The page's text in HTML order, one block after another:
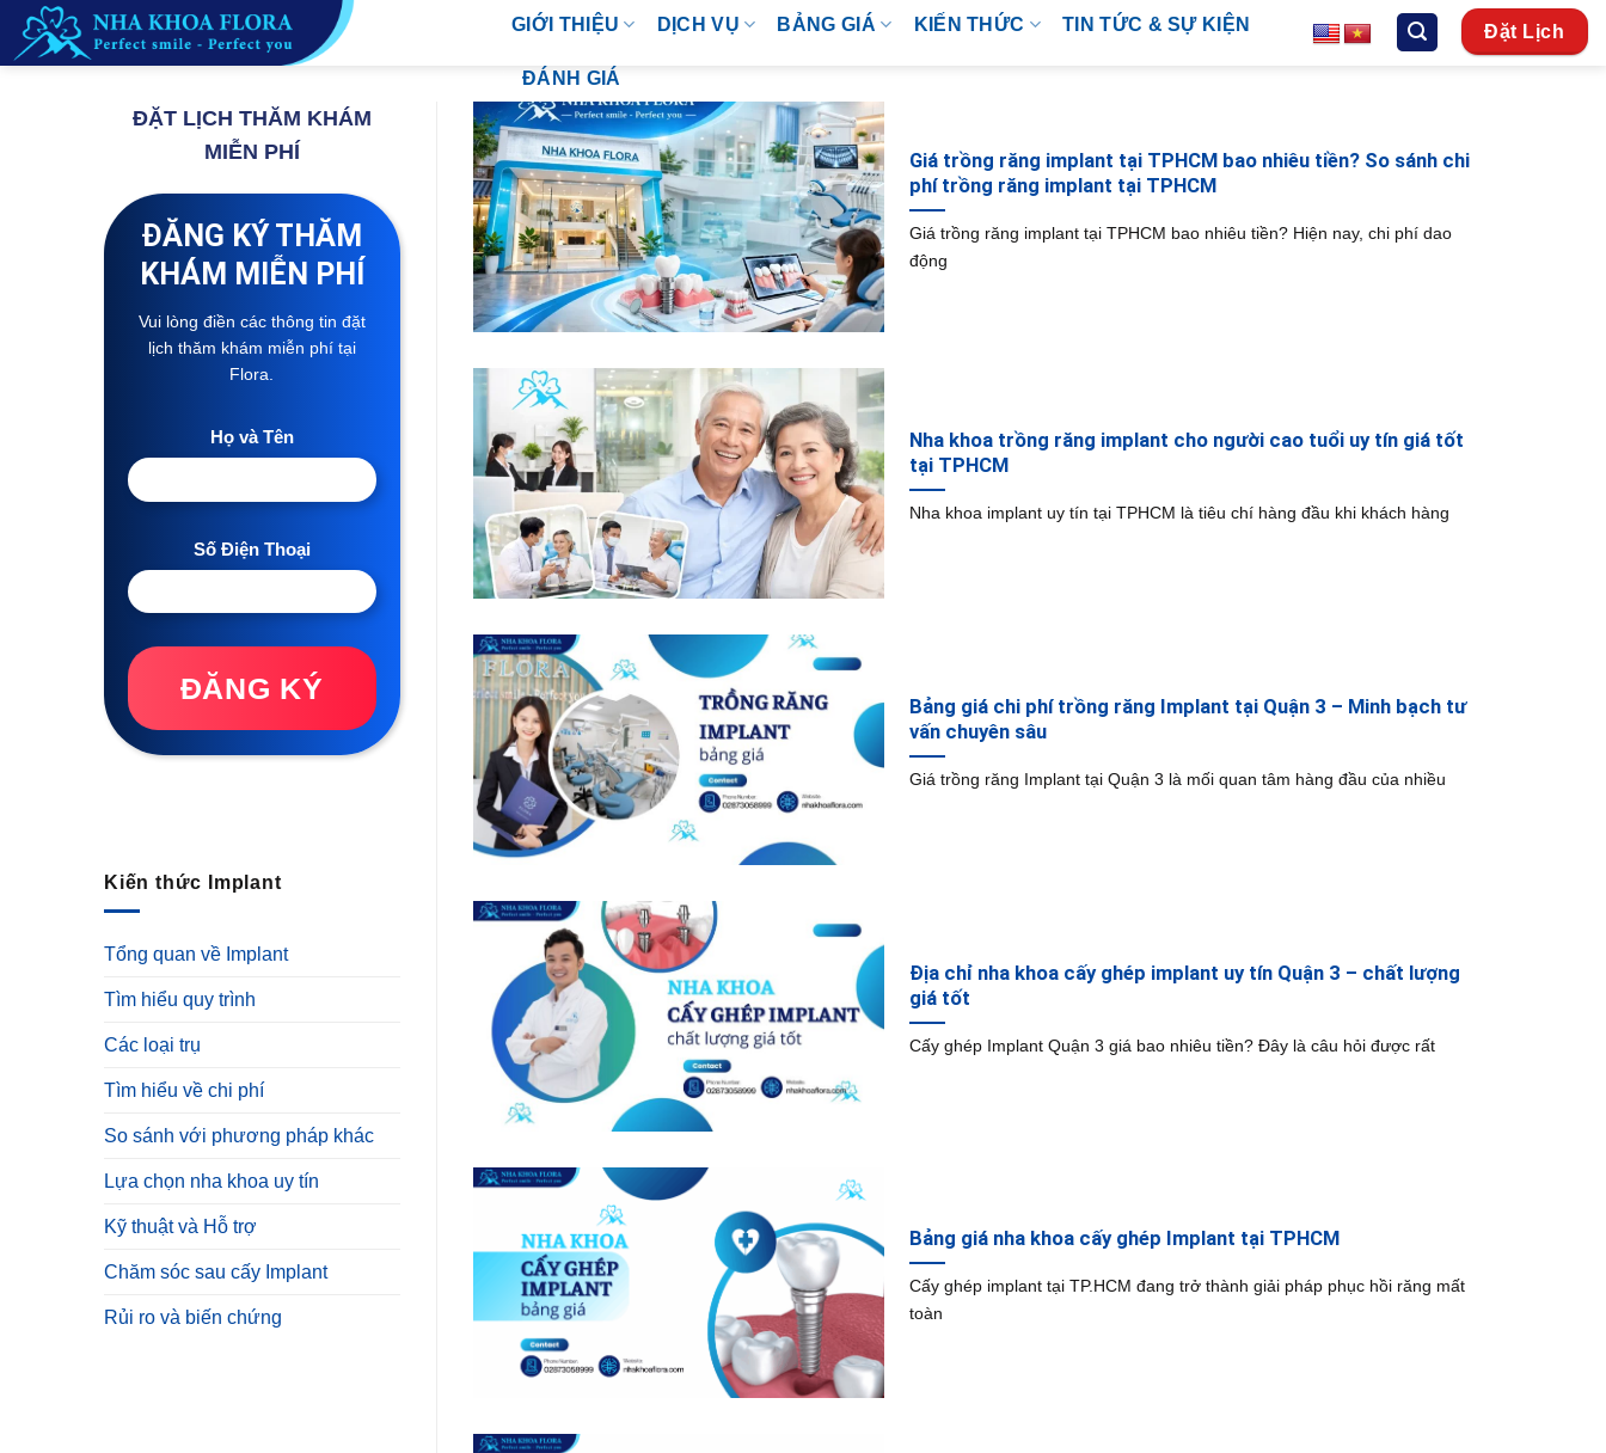
Skip
GIỚI THIỆU DỊCH VỤ BẢNG GIÁ KIẾN THỨC TIN TỨC & SỰ KIỆN
ĐÁNH GIÁ
Đặt Lịch
ĐẶT LỊCH THĂM KHÁM
MIỄN PHÍ
ĐĂNG KÝ THĂM
KHÁM MIỄN PHÍ
Vui lòng điền các thông tin đặt
lịch thăm khám miễn phí tại
Flora.
Họ và Tên
Số Điện Thoại
ĐĂNG KÝ
Kiến thức Implant
Tổng quan về Implant
Tìm hiểu quy trình
Các loại trụ
Tìm hiểu về chi phí
So sánh với phương pháp khác
Lựa chọn nha khoa uy tín
Kỹ thuật và Hỗ trợ
Chăm sóc sau cấy Implant
Rủi ro và biến chứng
Giá trồng răng implant tại TPHCM bao nhiêu tiền? So sánh chi
phí trồng răng implant tại TPHCM
Giá trồng răng implant tại TPHCM bao nhiêu tiền? Hiện nay, chi phí dao
động
Nha khoa trồng răng implant cho người cao tuổi uy tín giá tốt
tại TPHCM
Nha khoa implant uy tín tại TPHCM là tiêu chí hàng đầu khi khách hàng
Bảng giá chi phí trồng răng Implant tại Quận 3 – Minh bạch tư
vấn chuyên sâu
Giá trồng răng Implant tại Quận 3 là mối quan tâm hàng đầu của nhiều
Địa chỉ nha khoa cấy ghép implant uy tín Quận 3 – chất lượng
giá tốt
Cấy ghép Implant Quận 3 giá bao nhiêu tiền? Đây là câu hỏi được rất
Bảng giá nha khoa cấy ghép Implant tại TPHCM
Cấy ghép implant tại TP.HCM đang trở thành giải pháp phục hồi răng mất
toàn